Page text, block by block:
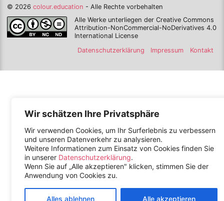
Wir schätzen Ihre Privatsphäre
Wir verwenden Cookies, um Ihr Surferlebnis zu verbessern
und unseren Datenverkehr zu analysieren.
Weitere Informationen zum Einsatz von Cookies finden Sie
in unserer Datenschutzerklärung.
Wenn Sie auf „Alle akzeptieren" klicken, stimmen Sie der
Anwendung von Cookies zu.
Alles ablehnen Alle akzeptieren
© 2026 colour.education - Alle Rechte vorbehalten
Alle Werke unterliegen der Creative Commons
Attribution-NonCommercial-NoDerivatives 4.0
International License
Datenschutzerklärung
Impressum Kontakt